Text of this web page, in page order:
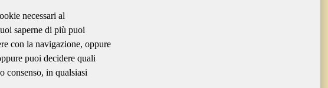
necessari al
saperne di più puoi
con la navigazione, oppure
puoi decidere quali
consenso, in qualsiasi